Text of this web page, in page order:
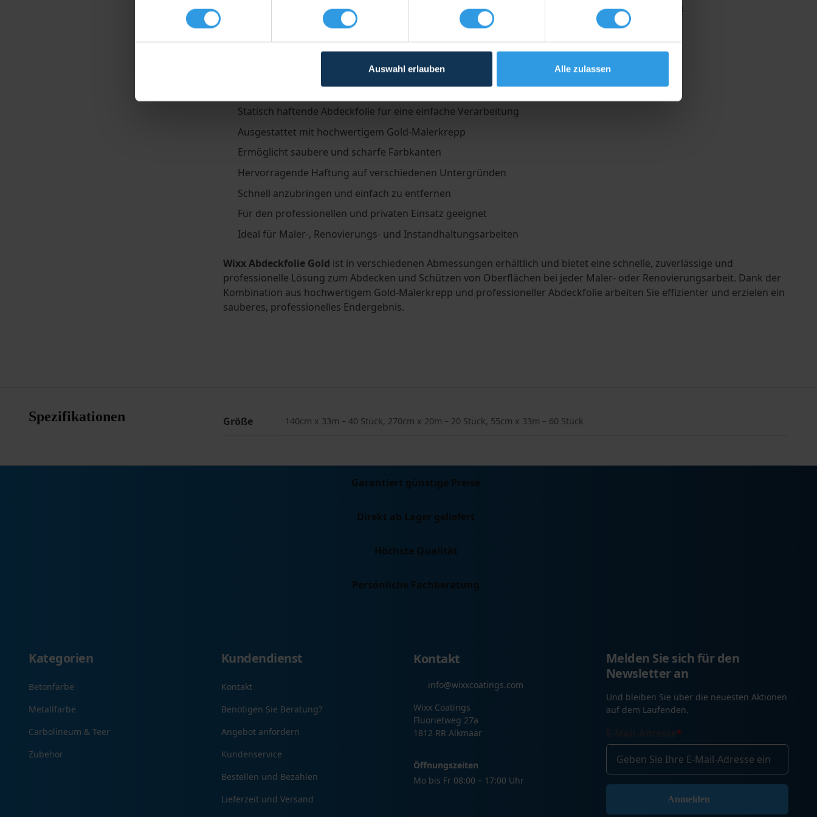
Auswahl erlauben Alle zulassen
20 Stück € 4,63
Geeignet für Anwendungen im Innen- und Außenbereich
Schützt zuverlässig vor Farbspritzern, Staub und Schmutz
Statisch haftende Abdeckfolie für eine einfache Verarbeitung
Ausgestattet mit hochwertigem Gold-Malerkrepp
Ermöglicht saubere und scharfe Farbkanten
Hervorragende Haftung auf verschiedenen Untergründen
Schnell anzubringen und einfach zu entfernen
Für den professionellen und privaten Einsatz geeignet
Ideal für Maler-, Renovierungs- und Instandhaltungsarbeiten
Wixx Abdeckfolie Gold ist in verschiedenen Abmessungen erhältlich und bietet eine schnelle, zuverlässige und
professionelle Lösung zum Abdecken und Schützen von Oberflächen bei jeder Maler- oder Renovierungsarbeit. Dank der
Kombination aus hochwertigem Gold-Malerkrepp und professioneller Abdeckfolie arbeiten Sie effizienter und erzielen ein
sauberes, professionelles Endergebnis.
Spezifikationen Größe 140cm x 33m – 40 Stück, 270cm x 20m – 20 Stück, 55cm x 33m – 60 Stück
Garantiert günstige Preise
Direkt ab Lager geliefert
Höchste Qualität
Persönliche Fachberatung
Kategorien
Betonfarbe
Metallfarbe
Carbolineum & Teer
Zubehör
Kundendienst
Kontakt
Benötigen Sie Beratung?
Angebot anfordern
Kundenservice
Bestellen und Bezahlen
Lieferzeit und Versand
Kontakt
info@wixxcoatings.com
Wixx Coatings
Fluorietweg 27a
1812 RR Alkmaar
Öffnungszeiten
Mo bis Fr 08:00 – 17:00 Uhr
Melden Sie sich für den
Newsletter an
Und bleiben Sie über die neuesten Aktionen
auf dem Laufenden.
*